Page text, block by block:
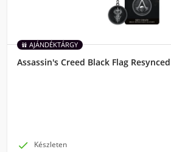
AJÁNDÉKTÁRGY
Assassin's Creed Black Flag
 Készleten